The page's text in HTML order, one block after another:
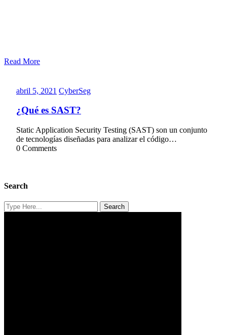
Read More
abril 5, 2021 abril
2021
CyberSegCyberSeg
¿Qué es SAST?
Static Application Security Testing (SAST) son un conjunto
de tecnologías diseñadas para analizar el código…
0 Comments
Search